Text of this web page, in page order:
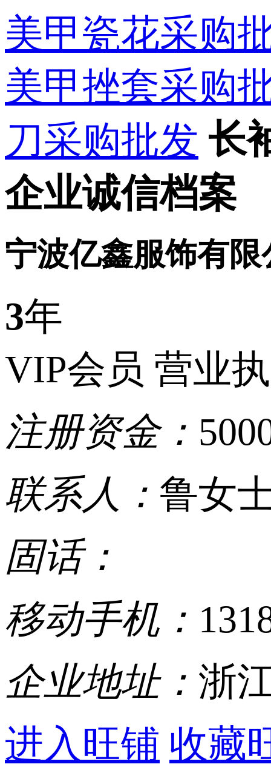
美甲瓷花采购
美甲挫套采购
刀采购批发 长
企业诚信档案
宁波亿鑫服饰有限
3年
VIP会员 营业
注册资金：
联系人： 鲁女
固话：
移动手机：
企业地址： 浙
进入旺铺 收藏